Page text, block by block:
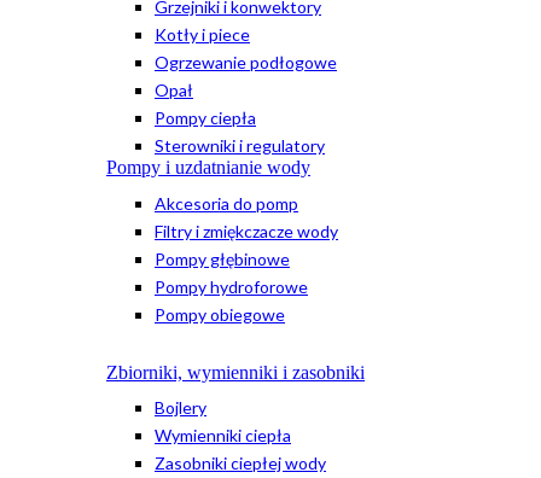
Grzejniki i konwektory
Kotły i piece
Ogrzewanie podłogowe
Opał
Pompy ciepła
Sterowniki i regulatory
Pompy i uzdatnianie wody
Akcesoria do pomp
Filtry i zmiękczacze wody
Pompy głębinowe
Pompy hydroforowe
Pompy obiegowe
Zbiorniki, wymienniki i zasobniki
Bojlery
Wymienniki ciepła
Zasobniki ciepłej wody